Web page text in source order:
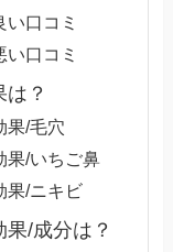
口コミ
口コミ
？
果/毛穴
果/いちご鼻
果/ニキビ
/成分は？